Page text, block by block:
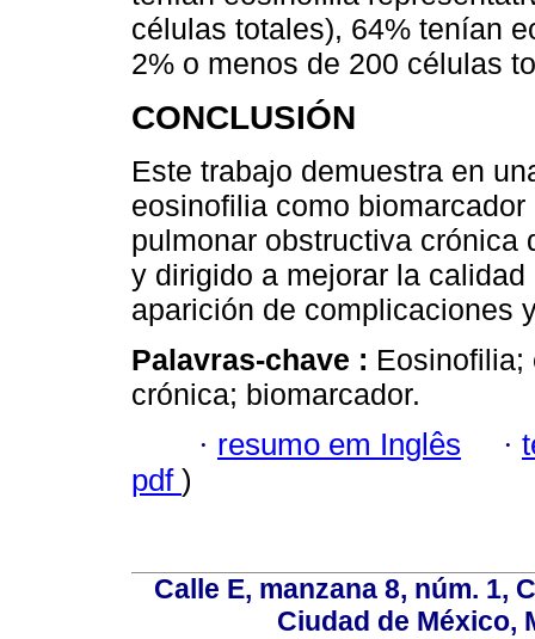
células totales), 64% tenían
2% o menos de 200 células
CONCLUSIÓN
Este trabajo demuestra en
eosinofilia como
pulmonar obstructiva crónica
y dirigido a mejorar la
aparición de complicaciones
Palavras-chave : Eosinofilia;
crónica; biomarcador.
· resumo em Inglês ·
pdf )
Calle E, manzana 8, núm. 1,
Ciudad de México,